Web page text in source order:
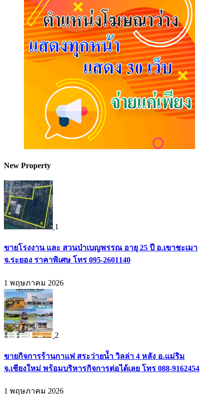
New Property
1
ขายโรงงาน และ สวนป่าเบญพรรณ อายุ 25 ปี อ.เขาชะเมา
จ.ระยอง ราคาพิเศษ โทร 095-2601140
1 พฤษภาคม 2026
2
ขายกิจการร้านกาแฟ สระว่ายน้ำ วิลล่า 4 หลัง อ.แม่ริม
จ.เชียงใหม่ พร้อมบริหารกิจการต่อได้เลย โทร 088-9162454
1 พฤษภาคม 2026